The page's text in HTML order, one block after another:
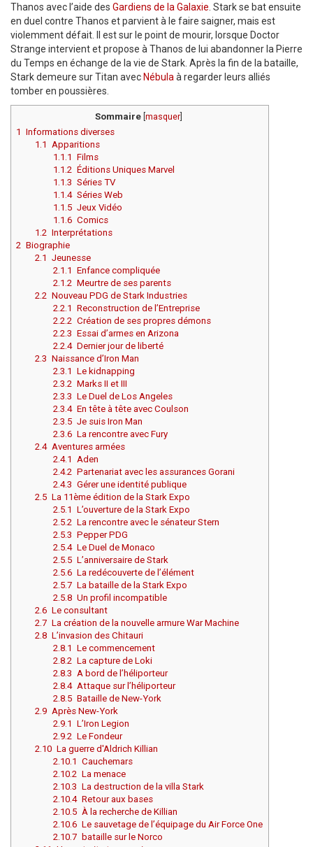
Thanos avec l’aide des Gardiens de la Galaxie . Stark se bat ensuite
en duel contre Thanos et parvient à le faire saigner, mais est
violemment défait. Il est sur le point de mourir, lorsque Doctor
Strange intervient et propose à Thanos de lui abandonner la Pierre
du Temps en échange de la vie de Stark. Après la fin de la bataille,
Stark demeure sur Titan avec Nébula à regarder leurs alliés
tomber en poussières.
Sommaire [masquer]
1 Informations diverses
1.1
Apparitions
1.1.1
Films
1.1.2 Éditions Uniques Marvel
1.1.3 Séries TV
1.1.4 Séries Web
1.1.5 Jeux Vidéo
1.1.6 Comics
1.2 Interprétations
2 Biographie
2.1 Jeunesse
2.1.1
Enfance compliquée
2.1.2 Meurtre de ses parents
2.2 Nouveau PDG de Stark Industries
2.2.1
Reconstruction de l’Entreprise
2.2.2 Création de ses propres démons
2.2.3 Essai d’armes en Arizona
2.2.4 Dernier jour de liberté
2.3 Naissance d’Iron Man
2.3.1
Le kidnapping
2.3.2 Marks II et III
2.3.3 Le Duel de Los Angeles
2.3.4 En tête à tête avec Coulson
2.3.5 Je suis Iron Man
2.3.6 La rencontre avec Fury
2.4 Aventures armées
2.4.1
Aden
2.4.2 Partenariat avec les assurances Gorani
2.4.3 Gérer une identité publique
2.5 La 11ème édition de la Stark Expo
2.5.1
L’ouverture de la Stark Expo
2.5.2 La rencontre avec le sénateur Stern
2.5.3 Pepper PDG
2.5.4 Le Duel de Monaco
2.5.5 L’anniversaire de Stark
2.5.6 La redécouverte de l’élément
2.5.7 La bataille de la Stark Expo
2.5.8 Un profil incompatible
2.6 Le consultant
2.7 La création de la nouvelle armure War Machine
2.8 L’invasion des Chitauri
2.8.1
Le commencement
2.8.2 La capture de Loki
2.8.3 A bord de l’héliporteur
2.8.4 Attaque sur l’héliporteur
2.8.5 Bataille de New-York
2.9 Après New-York
2.9.1
L’Iron Legion
2.9.2 Le Fondeur
2.10 La guerre d'Aldrich Killian
2.10.1
Cauchemars
2.10.2 La menace
2.10.3 La destruction de la villa Stark
2.10.4 Retour aux bases
2.10.5 À la recherche de Killian
2.10.6 Le sauvetage de l’équipage du Air Force One
2.10.7 bataille sur le Norco